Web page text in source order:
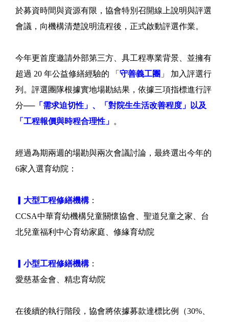
於募資時間與資源有限，協會特別召開線上說明與評選
會議，向機構清楚說明流程後，正式啟動評選作業。
今年更首度邀請外部第三方、具工程專業背景、並擁有
超過 20 年公益修繕經驗的 「 守善義工團 」 加入評選行
列。評選團隊根據實地場勘結果，依據三項指標進行評
分──「需求迫切性」、「對院生生活改善程度」以及
「工程報價與時程合理性」 。
經過為期兩週的場勘與兩次會議討論，最終選出今年的
6家入選育幼院：
▎大型工程修繕機構：
CCSA中華育幼機構兒童關懷協會、聖道兒童之家、台
北兒童福利中心育幼家庭、修緣育幼院
▎小型工程修繕機構：
愛慈基金會、精忠育幼院
在後續的執行階段，協會將依據募款達標比例（30%、